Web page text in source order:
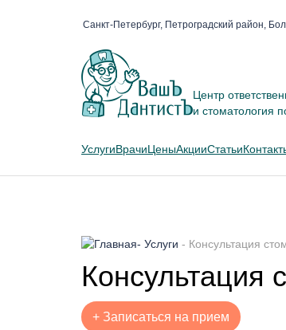
Санкт-Петербург, Петроградский район,
Центр
и стоматология
УслугиВрачиЦеныАкцииСтатьи
- Услуги - Консультация
Консультация
+ Записаться на прием